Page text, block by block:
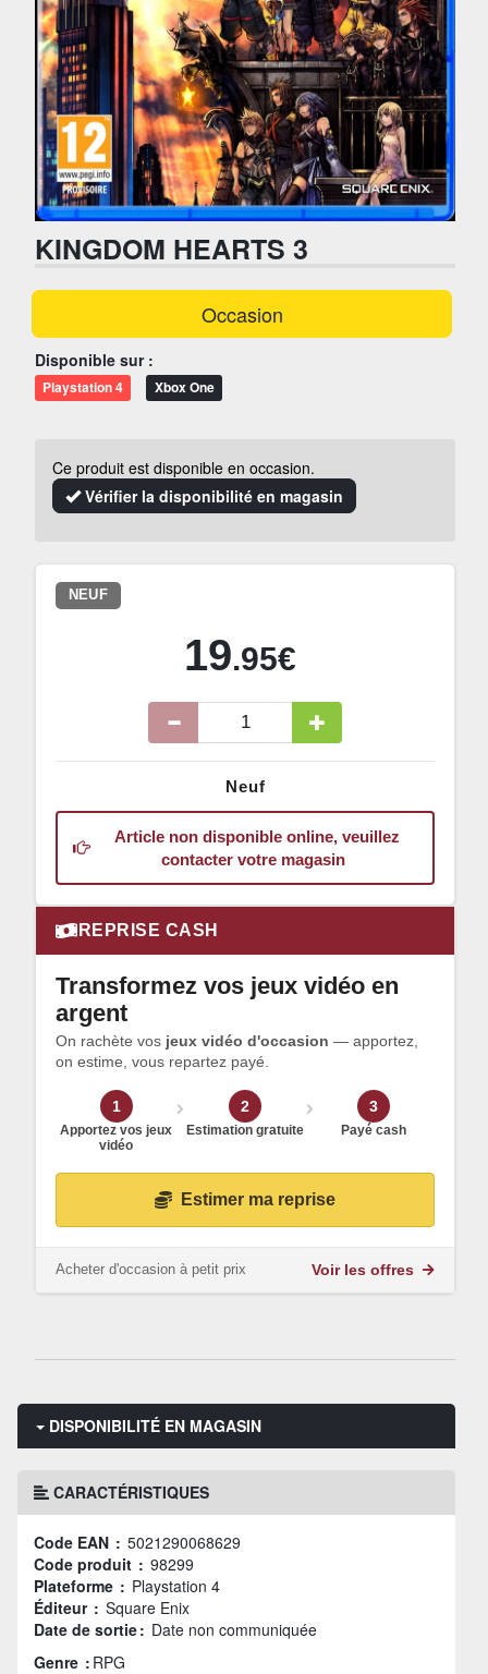
KINGDOM HEARTS 3
Occasion
Disponible sur :
Playstation 4 Xbox One
Ce produit est disponible en occasion.
Vérifier la disponibilité en magasin
NEUF
19.95€
Neuf
Article non disponible online, veuillez
contacter votre magasin
REPRISE CASH
Transformez vos jeux vidéo en
argent
On rachète vos jeux vidéo d'occasion — apportez,
on estime, vous repartez payé.
1
Apportez vos jeux
vidéo
2
Estimation gratuite
3
Payé cash
Estimer ma reprise
Acheter d'occasion à petit prix Voir les offres
DISPONIBILITÉ EN MAGASIN
CARACTÉRISTIQUES
Code EAN : 5021290068629
Code produit : 98299
Plateforme : Playstation 4
Éditeur : Square Enix
Date de sortie : Date non communiquée
Genre : RPG